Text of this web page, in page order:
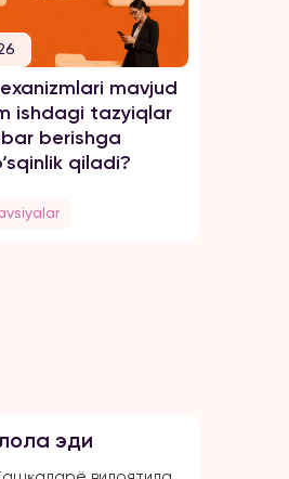
mavjud
ishdagi tazyiqlar
berishga
qiladi?
эди